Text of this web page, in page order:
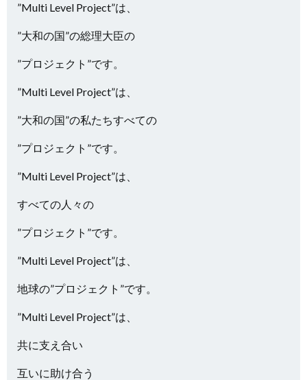
”Multi Level Project”は、
”大和の国”の総理大臣の
”プロジェクト”です。
”Multi Level Project”は、
”大和の国”の私たちすべての
”プロジェクト”です。
”Multi Level Project”は、
すべての人々の
”プロジェクト”です。
”Multi Level Project”は、
地球の”プロジェクト”です。
”Multi Level Project”は、
共に支え合い
互いに助け合う